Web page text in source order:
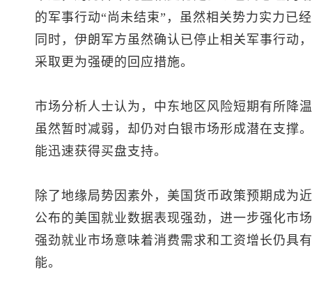
的军事行动“尚未结束”，虽然相关势力实力已
同时，伊朗军方虽然确认已停止相关军事行动
采取更为强硬的回应措施。
市场分析人士认为，中东地区风险短期有所降
虽然暂时减弱，却仍对白银市场形成潜在支撑
能迅速获得买盘支持。
除了地缘局势因素外，美国货币政策预期成为
公布的美国就业数据表现强劲，进一步强化市
强劲就业市场意味着消费需求和工资增长仍具
能。